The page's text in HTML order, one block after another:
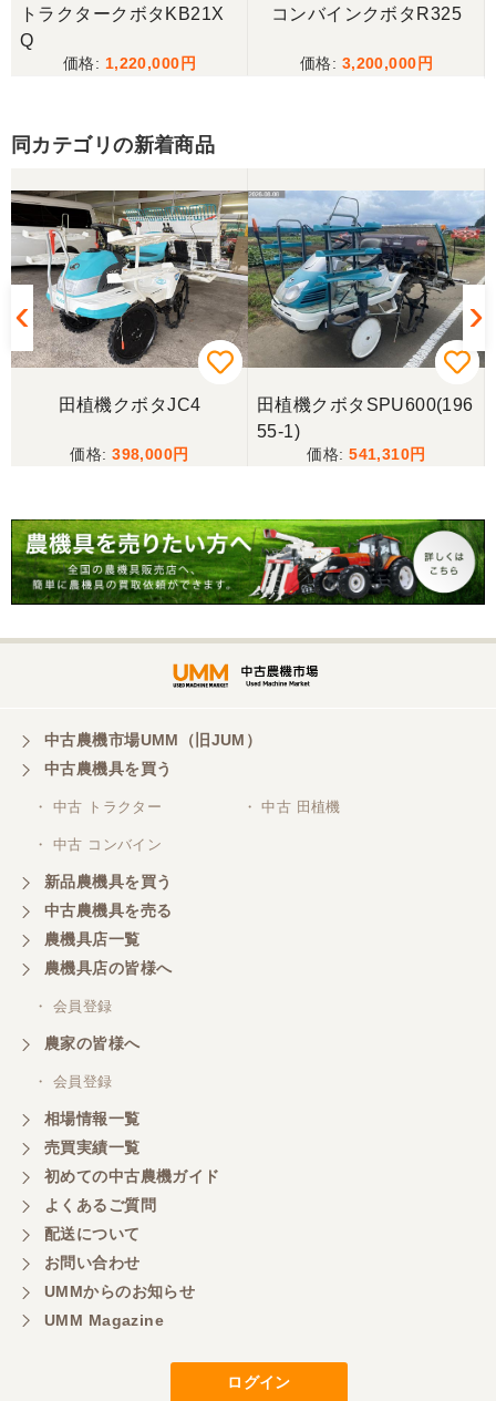
丁寧な対応をしていただき計量選別機を無事持ち帰
けることが出来て大満足です。リンスクさんありが
10月にコンバインを購入させていただきました、香
川県から熊本県まで運んでもらい、 とても親切に機
械の説明をしていただき感謝しています。 そして、
この度無事に稲刈りを行い、終了しました。 農機リ
ンクスさん、ありがとうございました。
トラクタークボタKB21X
Q
1,220,000
コンバインクボタR325
3,200,000
同カテゴリの新着商品
田植機クボタJC4
398,000
田植機クボタSPU600(196
55-1)
541,310
中古農機市場UMM（旧JUM）
中古農機具を買う
・ 中古 トラクター ・ 中古 田植機
・ 中古 コンバイン
新品農機具を買う
中古農機具を売る
農機具店一覧
農機具店の皆様へ
・ 会員登録
農家の皆様へ
・ 会員登録
相場情報一覧
売買実績一覧
初めての中古農機ガイド
よくあるご質問
配送について
お問い合わせ
UMMからのお知らせ
UMM Magazine
ログイン